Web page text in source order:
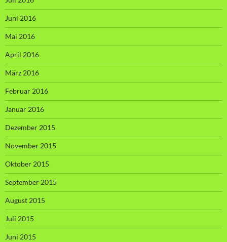
Juni 2016
Mai 2016
April 2016
März 2016
Februar 2016
Januar 2016
Dezember 2015
November 2015
Oktober 2015
September 2015
August 2015
Juli 2015
Juni 2015